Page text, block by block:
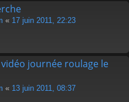
« 17 juin 2011, 22:23
journée roulage le
« 13 juin 2011, 08:37